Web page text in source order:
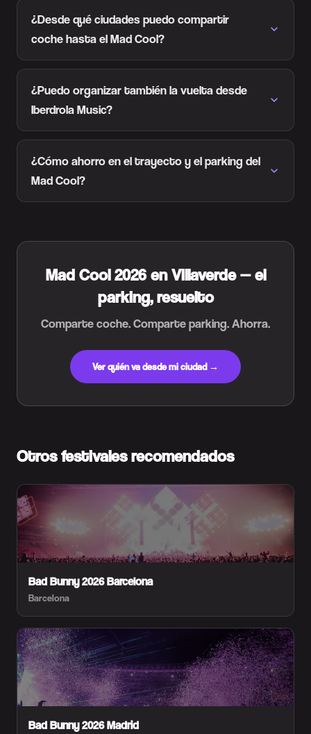
¿Desde qué ciudades puedo compartir
coche hasta el Mad Cool?
¿Puedo organizar también la vuelta desde
Iberdrola Music?
¿Cómo ahorro en el trayecto y el parking del
Mad Cool?
Mad Cool 2026 en Villaverde — el
parking, resuelto
Comparte coche. Comparte parking. Ahorra.
Ver quién va desde mi ciudad →
Otros festivales recomendados
Bad Bunny 2026 Barcelona
Barcelona
Bad Bunny 2026 Madrid